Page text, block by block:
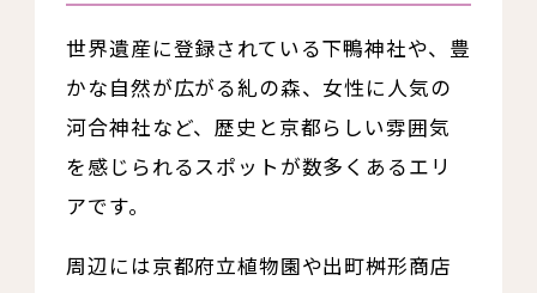
世界遺産に登録されている下鴨神社や、豊
かな自然が広がる糺の森、女性に人気の
河合神社など、歴史と京都らしい雰囲気
を感じられるスポットが数多くあるエリ
アです。
周辺には京都府立植物園や出町桝形商店